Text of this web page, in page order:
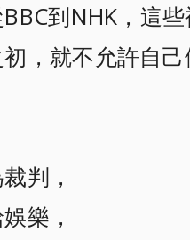
到NHK，這
，就不允許自
判，
樂，